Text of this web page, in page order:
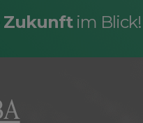
Zukunftim Blick!